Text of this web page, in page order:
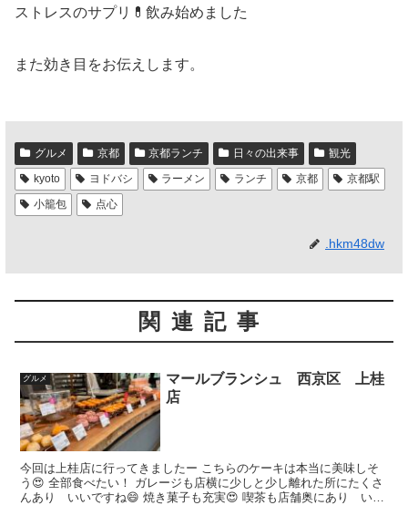
ストレスのサプリ💊飲み始めました
また効き目をお伝えします。
グルメ 京都 京都ランチ 日々の出来事
観光
kyoto
ヨドバシ ラーメン ランチ 京都
京都駅
小籠包
点心
.hkm48dw
関連記事
グルメ
マールブランシュ 西京区 上桂
店
今回は上桂店に行ってきましたー こちらのケーキは本当に美味しそ
う😍 全部食べたい！ ガレージも店横に少しと少し離れた所にたくさ
んあり いいですね😄 焼き菓子も充実😍 喫茶も店舗奥にあり いつ